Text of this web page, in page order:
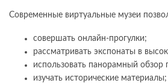
Современные виртуальные музеи
совершать онлайн-прогулки;
рассматривать экспонаты в
использовать панорамный
изучать исторические материалы;